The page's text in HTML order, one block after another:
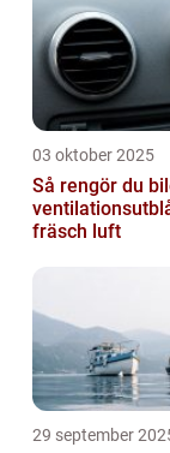
03 oktober 2025
Så rengör du
fräsch luft
29 september